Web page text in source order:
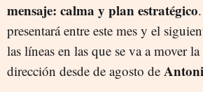
mensaje: calma y plan estratégico
presentará entre este mes y el
las líneas en las que se va a mover
dirección desde de agosto de